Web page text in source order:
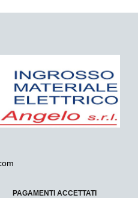
PAGAMENTI ACCETTATI